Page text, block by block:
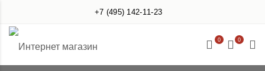
+7 (495) 142-11-23
0 0